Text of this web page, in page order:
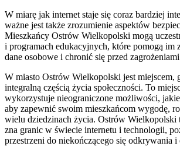
W miarę jak internet staje się coraz bardziej
ważne jest także zrozumienie aspektów
Mieszkańcy Ostrów Wielkopolski mogą
i programach edukacyjnych, które pomogą im
dane osobowe i chronić się przed
W miasto Ostrów Wielkopolski jest miejscem,
integralną częścią życia społeczności. To
wykorzystuje nieograniczone możliwości,
aby zapewnić swoim mieszkańcom wygodę,
wielu dziedzinach życia. Ostrów Wielkopolski
zna granic w świecie internetu i technologii,
przestrzeni do niekończącego się odkrywania i